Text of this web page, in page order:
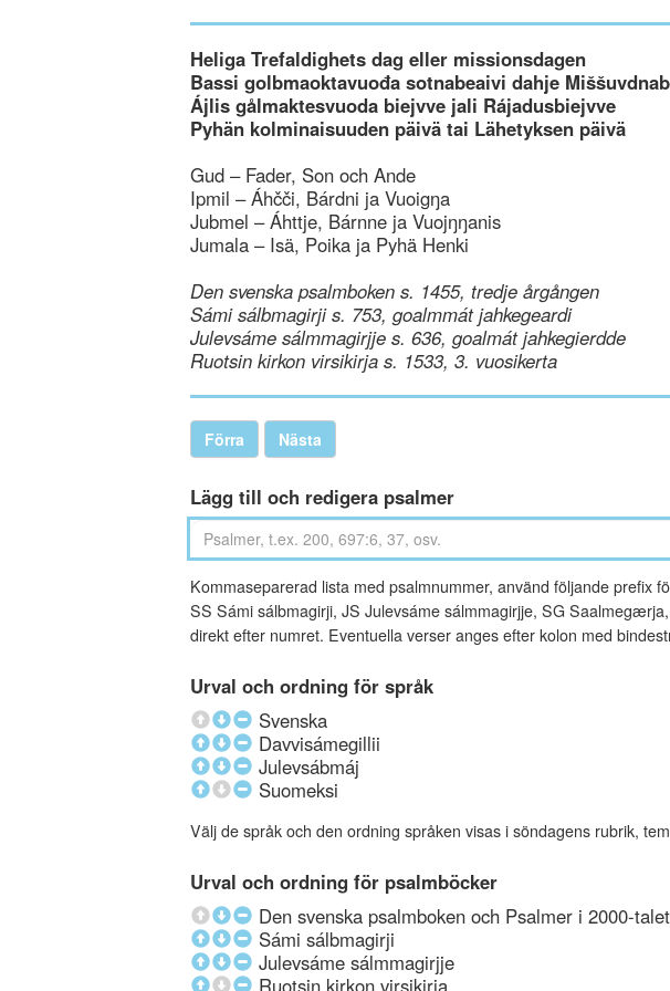
Heliga Trefaldighets dag eller missionsdagen
Bassi golbmaoktavuođa sotnabeaivi dahje
Ájlis gålmaktesvuoda biejvve jali Rájadusbiejvve
Pyhän kolminaisuuden päivä tai Lähetyksen päivä
Gud – Fader, Son och Ande
Ipmil – Áhčči, Bárdni ja Vuoigŋa
Jubmel – Áhttje, Bárnne ja Vuojŋŋanis
Jumala – Isä, Poika ja Pyhä Henki
Den svenska psalmboken s. 1455, tredje årgången
Sámi sálbmagirji s. 753, goalmmát jahkegeardi
Julevsáme sálmmagirjje s. 636, goalmát jahkegierdde
Ruotsin kirkon virsikirja s. 1533, 3. vuosikerta
Förra Nästa
Lägg till och redigera psalmer
Kommaseparerad lista med psalmnummer, använd följande prefix
SS Sámi sálbmagirji, JS Julevsáme sálmmagirjje, SG
direkt efter numret. Eventuella verser anges efter kolon med
Urval och ordning för språk
Svenska
Davvisámegillii
Julevsábmáj
Suomeksi
Välj de språk och den ordning språken visas i söndagens rubrik,
Urval och ordning för psalmböcker
Den svenska psalmboken och Psalmer i 2000-talet
Sámi sálbmagirji
Julevsáme sálmmagirjje
Ruotsin kirkon virsikirja